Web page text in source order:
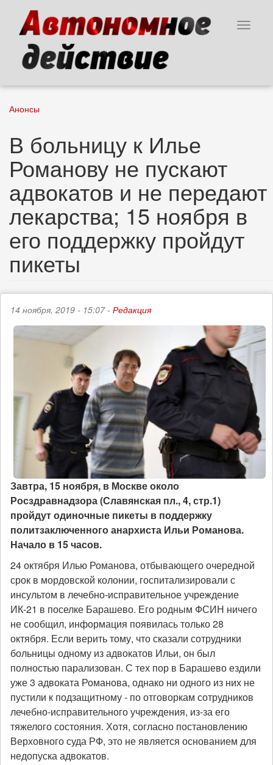
основному
содержанию
Toggle
Анонсы
В больницу к Илье
Романову не пускают
адвокатов и не передают
лекарства; 15 ноября в
его поддержку пройдут
пикеты
14 ноября, 2019 - 15:07 - Редакция
Завтра, 15 ноября, в Москве около
Росздравнадзора (Славянская пл., 4, стр.1)
пройдут одиночные пикеты в поддержку
политзаключенного анархиста Ильи Романова.
Начало в 15 часов.
24 октября Илью Романова, отбывающего очередной
срок в мордовской колонии, госпитализировали с
инсультом в лечебно-исправительное учреждение
ИК-21 в поселке Барашево. Его родным ФСИН ничего
не сообщил, информация появилась только 28
октября. Если верить тому, что сказали сотрудники
больницы одному из адвокатов Ильи, он был
полностью парализован. С тех пор в Барашево ездили
уже 3 адвоката Романова, однако ни одного из них не
пустили к подзащитному - по отговоркам сотрудников
лечебно-исправительного учреждения, из-за его
тяжелого состояния. Хотя, согласно постановлению
Верховного суда РФ, это не является основанием для
недопуска адвокатов.